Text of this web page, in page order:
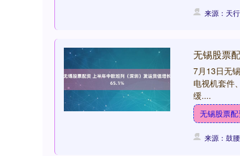
来源：天
无锡股票
7月13日无
电视机套件
缓....
无锡股票配
来源：鼓